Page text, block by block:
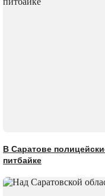
В Саратове
питбайке